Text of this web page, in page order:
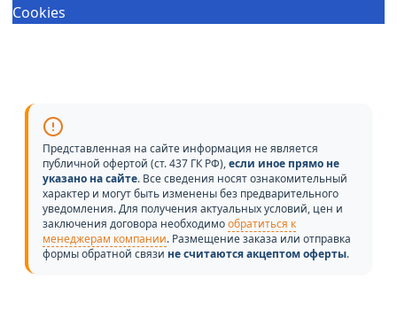
Cookies
Представленная на сайте информация не является
публичной офертой (ст. 437 ГК РФ),если иное прямо не
указано на сайте. Все сведения носят ознакомительный
характер и могут быть изменены без предварительного
уведомления. Для получения актуальных условий, цен и
заключения договора необходимообратиться к
менеджерам компании. Размещение заказа или отправка
формы обратной связи не считаются акцептом оферты.